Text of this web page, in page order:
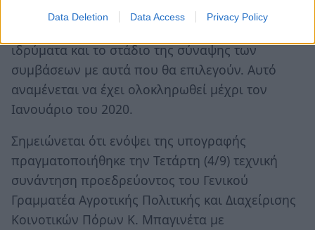
Data Deletion Data Access Privacy Policy
δύο ακόμη στάδια: Το στάδιο της πρόσκλησης
ιδρύματα και το στάδιο της σύναψης των
συμβάσεων με αυτά που θα επιλεγούν. Αυτό
αναμένεται να έχει ολοκληρωθεί μέχρι τον
Ιανουάριο του 2020.
Σημειώνεται ότι ενόψει της υπογραφής
πραγματοποιήθηκε την Τετάρτη (4/9) τεχνική
συνάντηση προεδρεύοντος του Γενικού
Γραμματέα Αγροτικής Πολιτικής και Διαχείρισης
Κοινοτικών Πόρων Κ. Μπαγινέτα με